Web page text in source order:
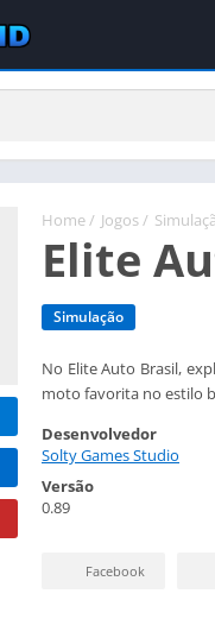
Home / Jogos /
Elite
Simulação
No Elite Auto Brasil,
moto favorita no estilo
Desenvolvedor
Solty Games Studio
Versão
0.89
Facebook